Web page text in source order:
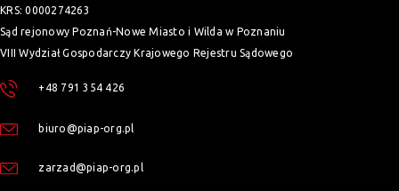
KRS: 0000274263
Sąd rejonowy Poznań-Nowe Miasto i Wilda w Poznaniu
VIII Wydział Gospodarczy Krajowego Rejestru Sądowego
+48 791 354 426
biuro@piap-org.pl
zarzad@piap-org.pl